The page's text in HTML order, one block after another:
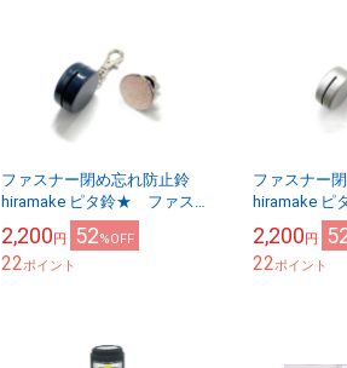
ファスナー閉め忘れ防止鈴
hiramake ピタ鈴★ ファスナ
ー1つ用 ネイビー
2,200円 52%OFF
22ポイント
ファスナー
hiramake ピ
ー1つ用 シ
2,200円
22ポイント